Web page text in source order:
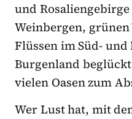
und
Weinbergen,
Flüssen im Süd-
Burgenland
vielen Oasen zum
Wer Lust hat, mit